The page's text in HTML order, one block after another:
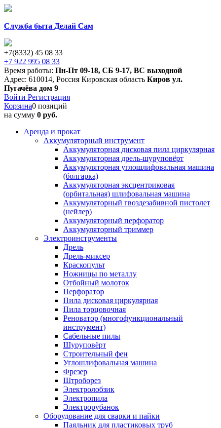
Служба быта Делай Сам
+7(8332) 45 08 33
+7 922 995 08 33
Время работы: Пн-Пт 09-18, СБ 9-17, ВС выходной
Адрес: 610014, Россия Кировская область Киров ул.
Пугачёва дом 9
Войти Регистрация
Корзина0 позиций
на сумму 0 руб.
Аренда и прокат
Аккумуляторный инструмент
Аккумуляторная дисковая пила циркулярная
Аккумуляторная дрель-шуруповёрт
Аккумуляторная углошлифовальная машина
(болгарка)
Аккумуляторная эксцентриковая
(орбитальная) шлифовальная машина
Аккумуляторный гвоздезабивной пистолет
(нейлер)
Аккумуляторный перфоратор
Аккумуляторный триммер
Электроинструменты
Дрель
Дрель-миксер
Краскопульт
Ножницы по металлу
Отбойный молоток
Перфоратор
Пила дисковая циркулярная
Пила торцовочная
Реноватор (многофункциональный
инструмент)
Сабельные пилы
Шуруповёрт
Строительный фен
Углошлифовальная машина
Фрезер
Штроборез
Электролобзик
Электропила
Электрорубанок
Оборудование для сварки и пайки
Паяльник для пластиковых труб